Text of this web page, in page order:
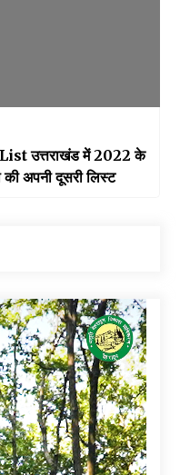
उत्तराखंड में 2022 के
अपनी दूसरी लिस्ट